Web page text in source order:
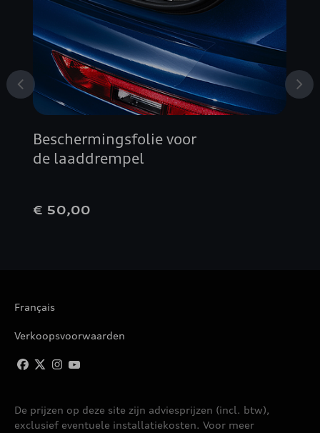
Beschermingsfolie voor
de laaddrempel
€ 50,00
Français
Verkoopsvoorwaarden
De prijzen op deze site zijn adviesprijzen (incl. btw),
exclusief eventuele installatiekosten. Voor meer